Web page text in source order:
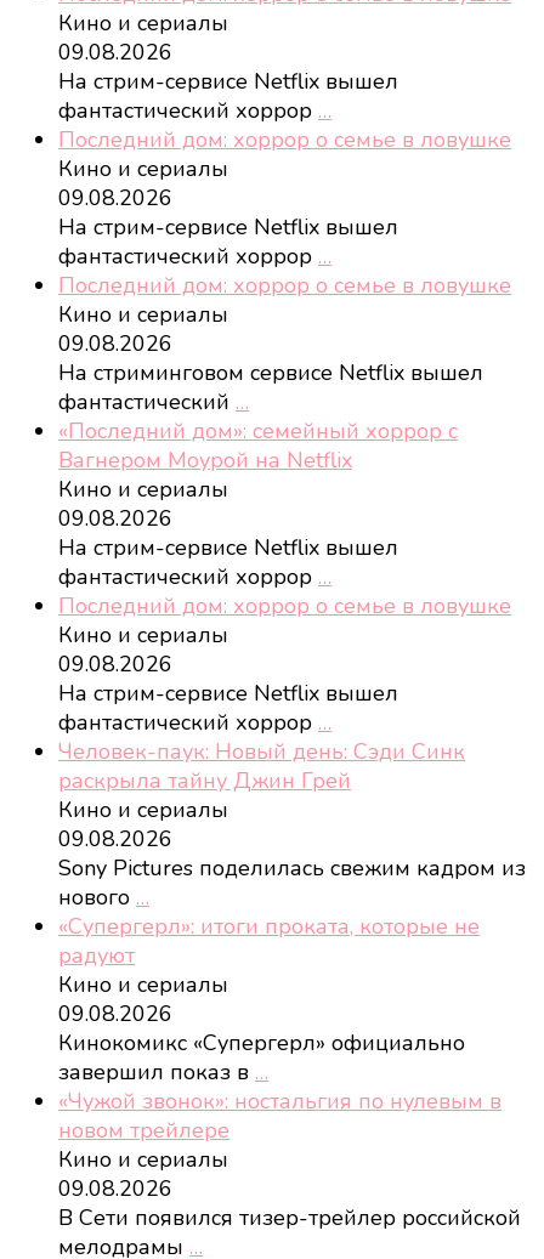
Кино и сериалы
09.08.2026
На стрим-сервисе Netflix вышел
фантастический хоррор …
Последний дом: хоррор о семье в ловушке
Кино и сериалы
09.08.2026
На стрим-сервисе Netflix вышел
фантастический хоррор …
Последний дом: хоррор о семье в ловушке
Кино и сериалы
09.08.2026
На стриминговом сервисе Netflix вышел
фантастический …
«Последний дом»: семейный хоррор с
Вагнером Моурой на Netflix
Кино и сериалы
09.08.2026
На стрим-сервисе Netflix вышел
фантастический хоррор …
Последний дом: хоррор о семье в ловушке
Кино и сериалы
09.08.2026
На стрим-сервисе Netflix вышел
фантастический хоррор …
Человек-паук: Новый день: Сэди Синк
раскрыла тайну Джин Грей
Кино и сериалы
09.08.2026
Sony Pictures поделилась свежим кадром из
нового …
«Супергерл»: итоги проката, которые не
радуют
Кино и сериалы
09.08.2026
Кинокомикс «Супергерл» официально
завершил показ в …
«Чужой звонок»: ностальгия по нулевым в
новом трейлере
Кино и сериалы
09.08.2026
В Сети появился тизер-трейлер российской
мелодрамы …